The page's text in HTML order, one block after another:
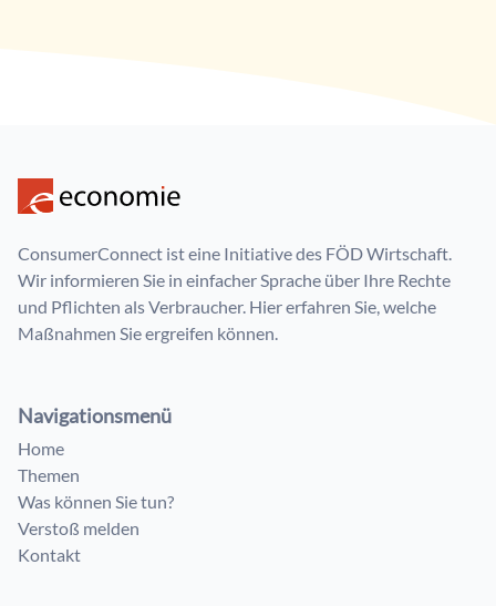
ConsumerConnect ist eine Initiative des FÖD Wirtschaft.
Wir informieren Sie in einfacher Sprache über Ihre Rechte
und Pflichten als Verbraucher. Hier erfahren Sie, welche
Maßnahmen Sie ergreifen können.
Navigationsmenü
Home
Themen
Was können Sie tun?
Verstoß melden
Kontakt